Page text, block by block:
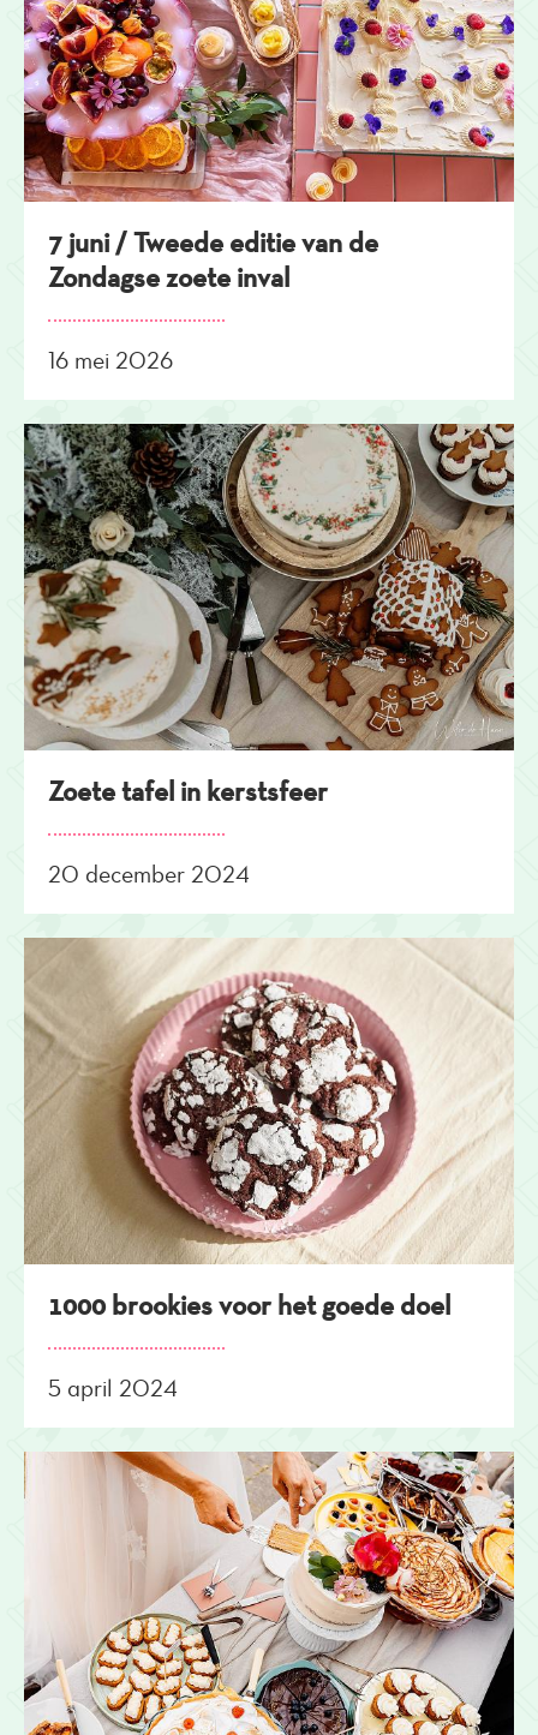
7 juni / Tweede editie van de
Zondagse zoete inval
16 mei 2026
Zoete tafel in kerstsfeer
20 december 2024
1000 brookies voor het goede doel
5 april 2024